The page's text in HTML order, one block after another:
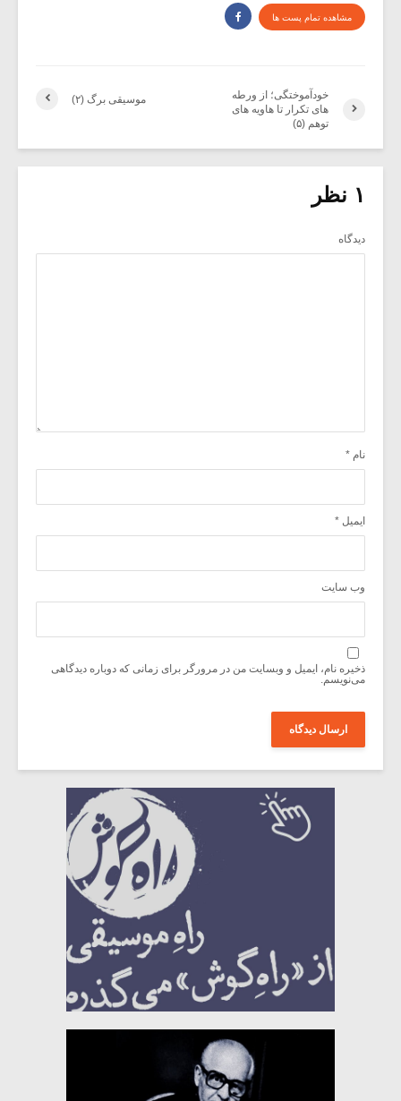
مشاهده تمام پست ها
موسیقی برگ (۲)
خودآموختگی؛ از ورطه
های تکرار تا هاویه های
توهم (۵)
۱ نظر
دیدگاه
نام *
ایمیل *
وب‌ سایت
ذخیره نام، ایمیل و وبسایت من در مرورگر برای زمانی که دوباره دیدگاهی
می‌نویسم.